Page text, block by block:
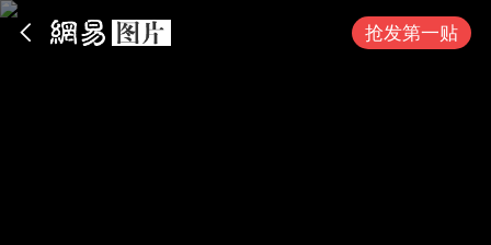
抢发第一贴
App内打开